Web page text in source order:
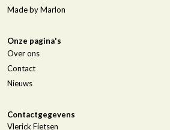
Made by Marlon
Onze pagina's
Over ons
Contact
Nieuws
Contactgegevens
Vlerick Fietsen